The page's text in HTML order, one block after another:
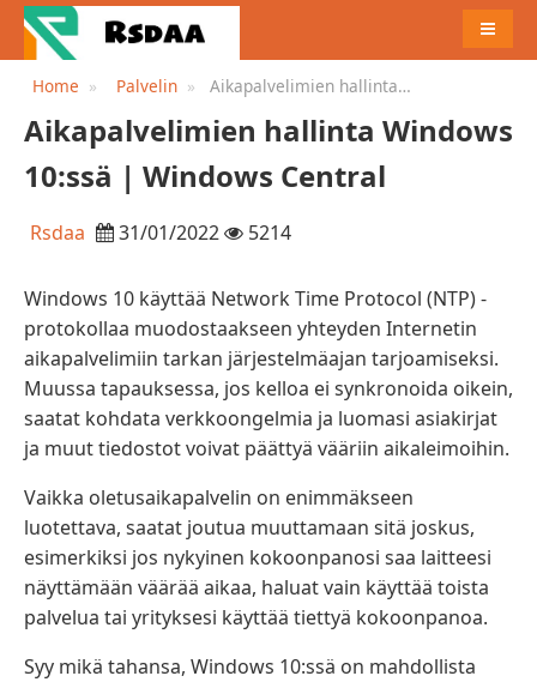
MENU
Home Palvelin
Aikapalvelimien hallinta
Central
Aikapalvelimien hallinta Windows
10:ssä | Windows Central
Rsdaa 31/01/2022 5214
Windows 10 käyttää Network Time Protocol (NTP) -
protokollaa muodostaakseen yhteyden Internetin
aikapalvelimiin tarkan järjestelmäajan tarjoamiseksi.
Muussa tapauksessa, jos kelloa ei synkronoida oikein,
saatat kohdata verkkoongelmia ja luomasi asiakirjat
ja muut tiedostot voivat päättyä vääriin aikaleimoihin.
Vaikka oletusaikapalvelin on enimmäkseen
luotettava, saatat joutua muuttamaan sitä joskus,
esimerkiksi jos nykyinen kokoonpanosi saa laitteesi
näyttämään väärää aikaa, haluat vain käyttää toista
palvelua tai yrityksesi käyttää tiettyä kokoonpanoa.
Syy mikä tahansa, Windows 10:ssä on mahdollista